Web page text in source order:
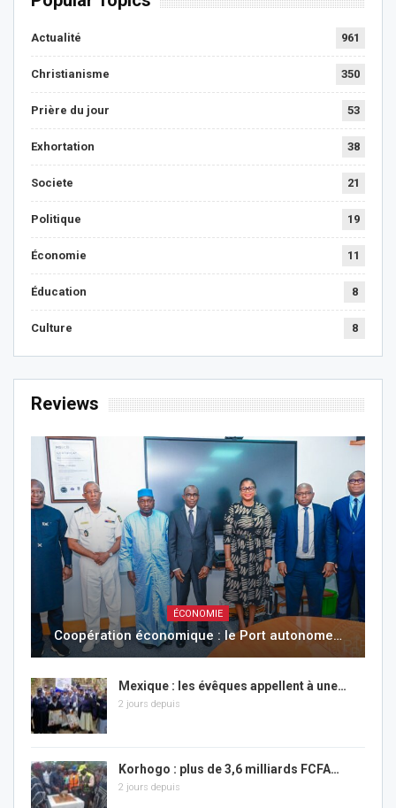
Actualité 961
Christianisme 350
Prière du jour 53
Exhortation 38
Societe 21
Politique 19
Économie 11
Éducation 8
Culture 8
Reviews
ÉCONOMIE
Coopération économique : le Port autonome…
Mexique : les évêques appellent à une…
2 jours depuis
Korhogo : plus de 3,6 milliards FCFA…
2 jours depuis